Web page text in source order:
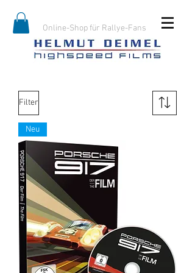
Online-Shop für Rallye-Fans
Filter
Neu